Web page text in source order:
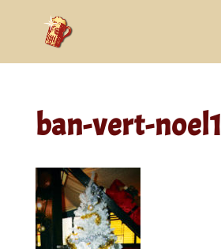
ban-vert-noel1